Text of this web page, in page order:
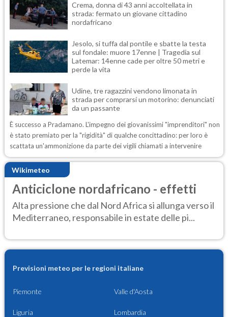
Crema, donna di 43 anni accoltellata in
strada: fermato un giovane cittadino
nordafricano
Jesolo, si tuffa dal pontile e sbatte la testa
sul fondale: muore 17enne | Tragedia sul
Latemar: 14enne cade per oltre 50 metri e
perde la vita
Udine, tre ragazzini vendono limonata in
strada per comprarsi un motorino: denunciati
da un passante
È successo a Pradamano. L'impegno dei giovanissimi "imprenditori" non
è stato premiato per la "rigidità" di qualche concittadino: per loro è
scattata un'ammonizione da parte dei vigili chiamati a intervenire
Wikimeteo
Anticiclone nordafricano - effetti
Alta pressione che dal Nord Africa si allunga verso il
Mediterraneo, responsabile in estate delle pi...
Previsioni meteo per le regioni italiane
Piemonte Valle d'Aosta
Liguria Lombardia